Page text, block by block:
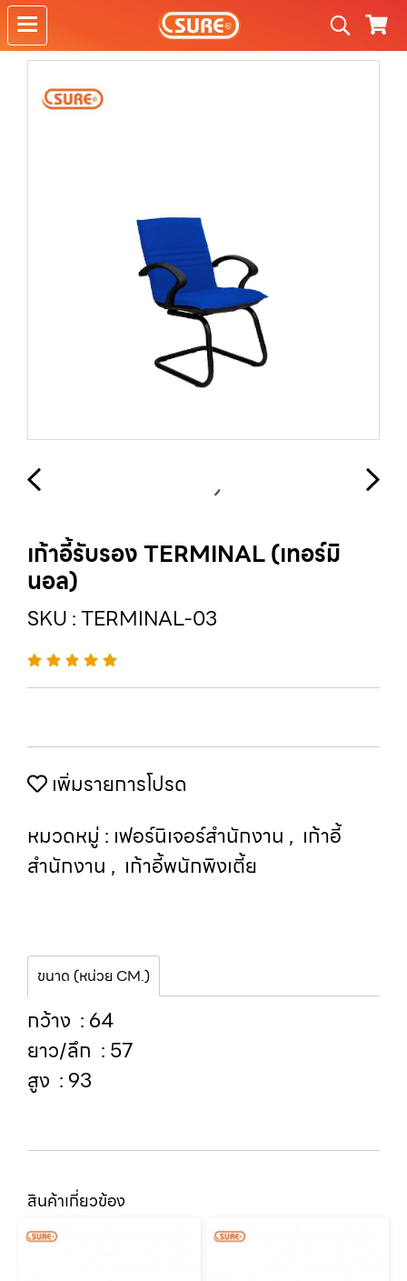
เก้าอี้รับรอง TERMINAL (เทอร์มิ
นอล)
SKU : TERMINAL-03
เพิ่มรายการโปรด
หมวดหมู่ : เฟอร์นิเจอร์สำนักงาน , เก้าอี้
สำนักงาน , เก้าอี้พนักพิงเตี้ย
ขนาด (หน่วย CM.)
กว้าง : 64
ยาว/ลึก : 57
สูง : 93
สินค้าเกี่ยวข้อง